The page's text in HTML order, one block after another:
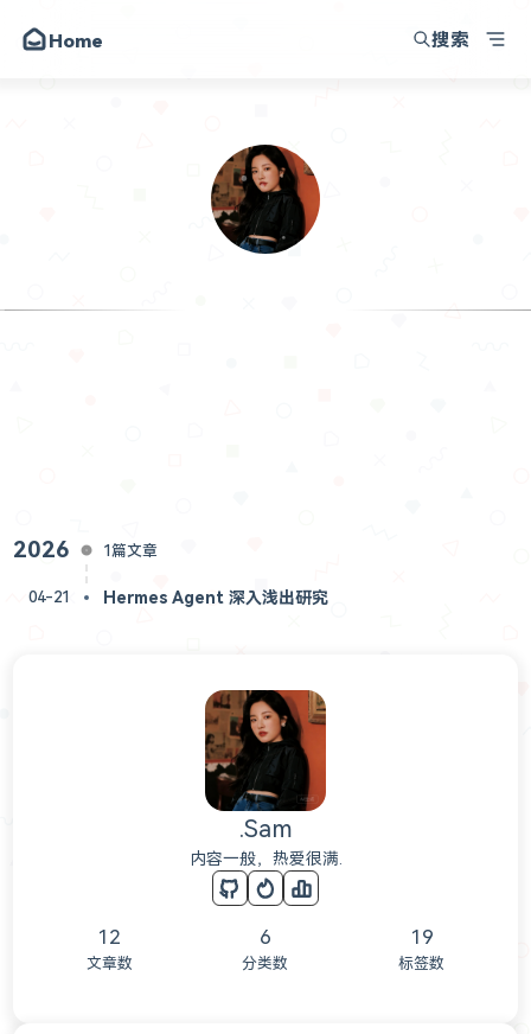
我的小破站
Home 搜索
2026 1篇文章
04-21 Hermes Agent 深入浅出研究
.Sam
内容一般，热爱很满.
12
文章数
6
分类数
19
标签数